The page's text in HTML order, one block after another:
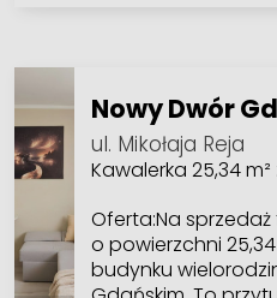
Nowy Dwór
ul. Mikołaja Reja
Kawalerka 25,34
Oferta:Na
o powierzchni
budynku